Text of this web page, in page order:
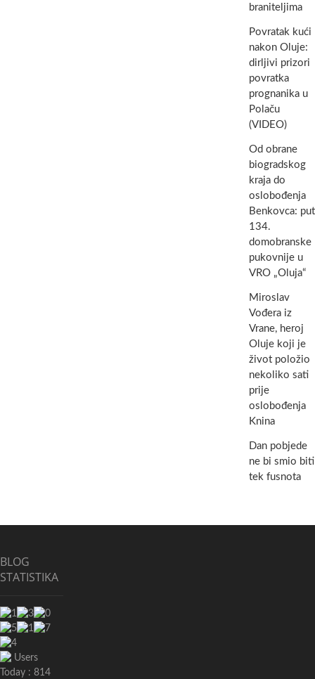
braniteljima
Povratak kući
nakon Oluje:
dirljivi prizori
povratka
prognanika u
Polaču
(VIDEO)
Od obrane
biogradskog
kraja do
oslobođenja
Benkovca: put
134.
domobranske
pukovnije u
VRO „Oluja“
Miroslav
Vođera iz
Vrane, heroj
Oluje koji je
život položio
nekoliko sati
prije
oslobođenja
Knina
Dan pobjede
ne bi smio biti
tek fusnota
BLOG
STATISTIKA
Users
Today : 814